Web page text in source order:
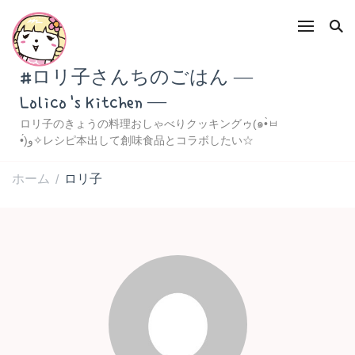
#ロリ子さんちのごはん ―
Lolico's Kitchen ―
ロリ子のきょうの料理おしゃべりクッキングゥ(๑•̀ㅂ
•́)و✧レシピ本出して創味食品とコラボしたい☆
ホーム / ロリ子